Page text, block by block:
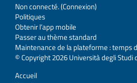
Non connecté. (Connexion)
Politiques
Obtenir l’app mobile
Passer au thème standard
Maintenance de la plateforme : temps
© Copyright 2026 Università degli Studi
Accueil